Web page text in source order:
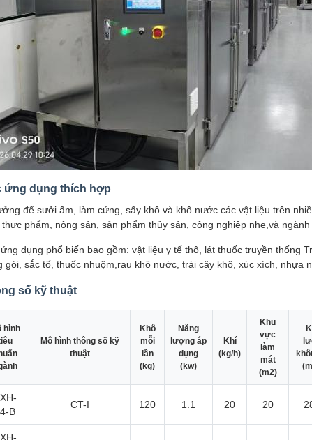
ứng dụng thích hợp
để sưởi ấm, làm cứng, sấy khô và khô nước các vật liệu trên
phẩm, nông sản, sản phẩm thủy sản, công nghiệp nhẹ,và ngành
dụng phổ biến bao gồm: vật liệu y tế thô, lát thuốc truyền thống
gói, sắc tố, thuốc nhuộm,rau khô nước, trái cây khô, xúc xích, nhựa
số kỹ thuật
hình
Mô hình thông số kỹ
thuật
Khô
mỗi
lần
(kg)
Năng
lượng áp
dụng
(kw)
Khí
(kg/h)
Khu
vực
làm
mát
(m2)
B
CT-I 120 1.1 20 20